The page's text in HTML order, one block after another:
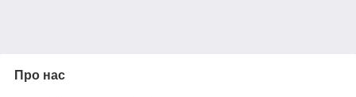
Про нас